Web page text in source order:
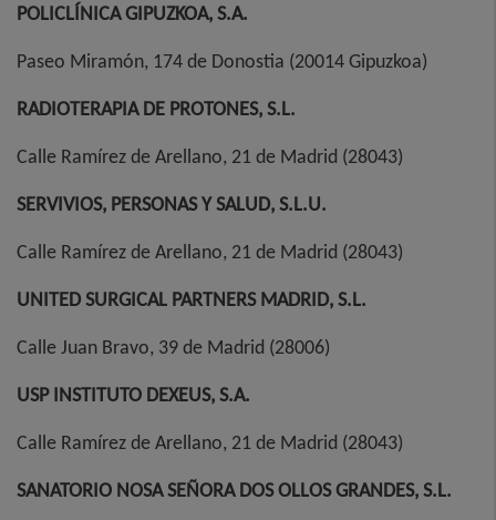
POLICLÍNICA GIPUZKOA, S.A.
Paseo Miramón, 174 de Donostia (20014 Gipuzkoa)
RADIOTERAPIA DE PROTONES, S.L.
Calle Ramírez de Arellano, 21 de Madrid (28043)
SERVIVIOS, PERSONAS Y SALUD, S.L.U.
Calle Ramírez de Arellano, 21 de Madrid (28043)
UNITED SURGICAL PARTNERS MADRID, S.L.
Calle Juan Bravo, 39 de Madrid (28006)
USP INSTITUTO DEXEUS, S.A.
Calle Ramírez de Arellano, 21 de Madrid (28043)
SANATORIO NOSA SEÑORA DOS OLLOS GRANDES, S.L.